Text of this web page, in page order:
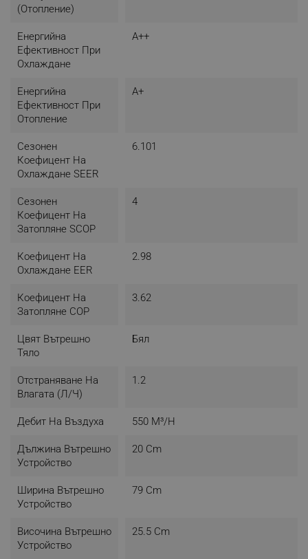
- Тегло нето: 22 кг
(отопление)
Енергийна
Ефективност При
Охлаждане
A++
Енергийна
Ефективност При
Отопление
A+
Сезонен
Коефицент На
Охлаждане SEER
6.101
Сезонен
Коефицент На
Затопляне SCOP
4
Коефицент На
Охлаждане EER
2.98
Коефицент На
Затопляне COP
3.62
Цвят Вътрешно
Тяло
Бял
Отстраняване На
Влагата (л/ч)
1.2
Дебит На Въздуха 550 М³/н
Дължина Вътрешно
Устройство
20 Cm
Ширина Вътрешно
Устройство
79 Cm
Височина Вътрешно
Устройство
25.5 Cm